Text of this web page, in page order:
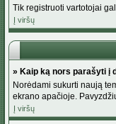
Tik registruoti vartotojai
Į viršų
» Kaip ką nors parašyti į
Norėdami sukurti naują
ekrano apačioje.
Į viršų